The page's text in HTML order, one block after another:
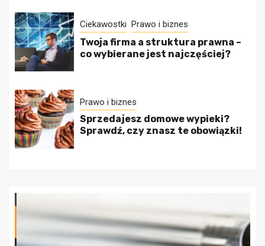
Ciekawostki Prawo i biznes
Twoja firma a struktura prawna –
co wybierane jest najczęściej?
Prawo i biznes
Sprzedajesz domowe wypieki?
Sprawdź, czy znasz te obowiązki!